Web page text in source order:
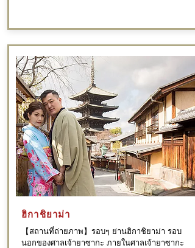
【สถานที่ถ่ายภาพ】รอบๆ ย่านฮิกาชิยาม่า รอบ
นอกของศาลเจ้ายาซากะ ภายในศาลเจ้ายาซากะ
ฮิกาชิยาม่า